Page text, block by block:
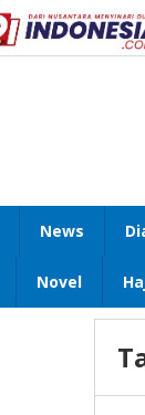
News
Novel